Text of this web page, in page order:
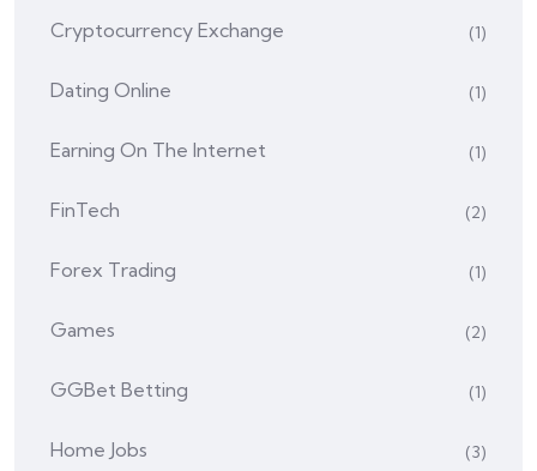
Cryptocurrency Exchange (1)
Dating Online (1)
Earning On The Internet (1)
FinTech (2)
Forex Trading (1)
Games (2)
GGBet Betting (1)
Home Jobs (3)